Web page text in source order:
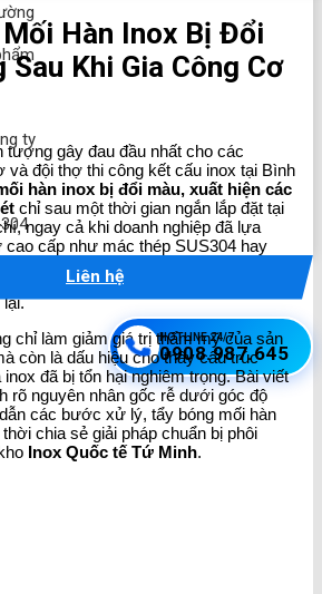
ty
Liên hệ
HOTLINE 24/7
0908.987.645
Hàn Inox Bị Đổi
Sau Khi Gia Công Cơ
tượng gây đau đầu nhất cho các
đội thợ thi công kết cấu inox tại Bình
hàn inox bị đổi màu, xuất hiện các
chỉ sau một thời gian ngắn lắp đặt tại
ngay cả khi doanh nghiệp đã lựa
cấp như mác thép SUS304 hay
kỹ thuật này vẫn xảy ra thường
ban giám sát dự án từ chối nghiệm
lại.
chỉ làm giảm giá trị thẩm mỹ của sản
còn là dấu hiệu cho thấy cấu trúc
đã bị tổn hại nghiêm trọng. Bài viết
rõ nguyên nhân gốc rễ dưới góc độ
các bước xử lý, tẩy bóng mối hàn
chia sẻ giải pháp chuẩn bị phôi
Inox Quốc tế Tứ Minh.